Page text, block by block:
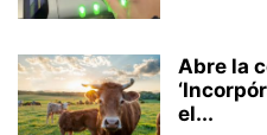
Abre la
el...